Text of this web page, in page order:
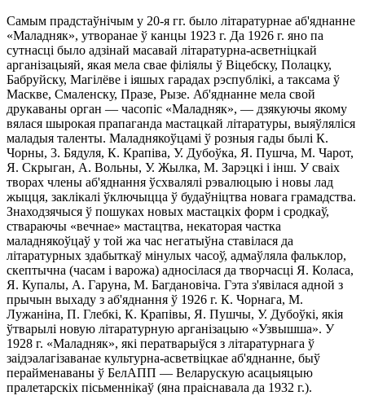
Самым прадстаўнічым у 20-я гг. было літаратурнае аб'яднанне
«Маладняк», утворанае ў канцы 1923 г. Да 1926 г. яно па
сутнасці было адзінай масавай літаратурна-асветніцкай
арганізацыяй, якая мела свае філіялы ў Віцебску, Полацку,
Бабруйску, Магілёве і іяшых гарадах рэспублікі, а таксама ў
Маскве, Смаленску, Празе, Рызе. Аб'яднанне мела свой
друкаваны орган — часопіс «Маладняк», — дзякуючы якому
вялася шырокая прапаганда мастацкай літаратуры, выяўляліся
маладыя таленты. Маладнякоўцамі ў розныя гады былі К.
Чорны, 3. Бядуля, К. Крапіва, У. Дубоўка, Я. Пушча, М. Чарот,
Я. Скрыган, А. Вольны, У. Жылка, М. Зарэцкі і інш. У сваіх
творах члены аб'яднання ўсхвалялі рэвалюцыю і новы лад
жыцця, заклікалі ўключыцца ў будаўніцтва новага грамадства.
Знаходзячыся ў пошуках новых мастацкіх форм і сродкаў,
ствараючы «вечнае» мастацтва, некаторая частка
маладнякоўцаў у той жа час негатыўна ставілася да
літаратурных здабыткаў мінулых часоў, адмаўляла фальклор,
скептычна (часам і варожа) адносілася да творчасці Я. Коласа,
Я. Купалы, А. Гаруна, М. Багдановіча. Гэта з'явілася адной з
прычын выхаду з аб'яднання ў 1926 г. К. Чорнага, М.
Лужаніна, П. Глебкі, К. Крапівы, Я. Пушчы, У. Дубоўкі, якія
ўтварылі новую літаратурную арганізацыю «Узвышша». У
1928 г. «Маладняк», які ператварыўся з літаратурнага ў
заідэалагізаванае культурна-асветвіцкае аб'яднанне, быў
перайменаваны ў БелАПП — Веларускую асацыяцыю
пралетарскіх пісьменнікаў (яна праіснавала да 1932 г.).